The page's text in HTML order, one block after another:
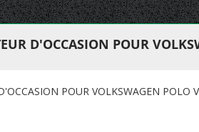
D'OCCASION POUR
POUR VOLKSWAGEN POLO